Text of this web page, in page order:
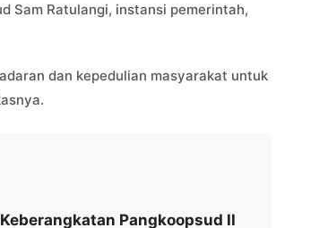
Sam Ratulangi, instansi pemerintah,
dan kepedulian masyarakat untuk
Pangkoopsud II